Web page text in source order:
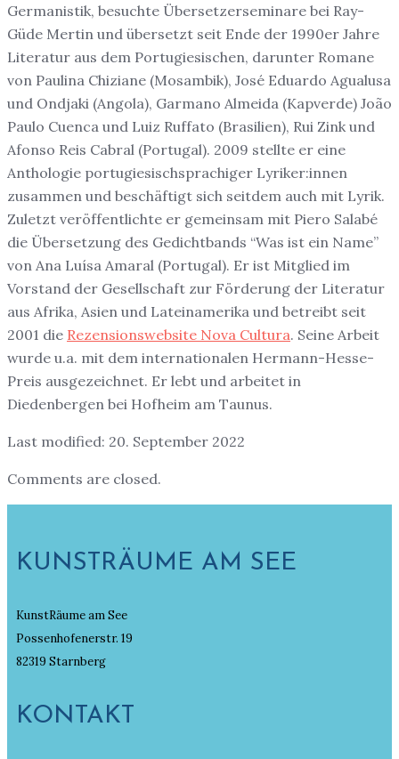
Germanistik, besuchte Übersetzerseminare bei Ray-
Güde Mertin und übersetzt seit Ende der 1990er Jahre
Literatur aus dem Portugiesischen, darunter Romane
von Paulina Chiziane (Mosambik), José Eduardo Agualusa
und Ondjaki (Angola), Garmano Almeida (Kapverde) João
Paulo Cuenca und Luiz Ruffato (Brasilien), Rui Zink und
Afonso Reis Cabral (Portugal). 2009 stellte er eine
Anthologie portugiesischsprachiger Lyriker:innen
zusammen und beschäftigt sich seitdem auch mit Lyrik.
Zuletzt veröffentlichte er gemeinsam mit Piero Salabé
die Übersetzung des Gedichtbands “Was ist ein Name”
von Ana Luísa Amaral (Portugal). Er ist Mitglied im
Vorstand der Gesellschaft zur Förderung der Literatur
aus Afrika, Asien und Lateinamerika und betreibt seit
2001 die Rezensionswebsite Nova Cultura. Seine Arbeit
wurde u.a. mit dem internationalen Hermann-Hesse-
Preis ausgezeichnet. Er lebt und arbeitet in
Diedenbergen bei Hofheim am Taunus.
Last modified: 20. September 2022
Comments are closed.
KUNSTRÄUME AM SEE
KunstRäume am See
Possenhofenerstr. 19
82319 Starnberg
KONTAKT